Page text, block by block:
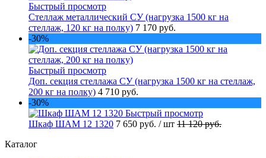
Быстрый просмотр
Стеллаж металлический СУ (нагрузка 1500 кг на
стеллаж, 120 кг на полку) 7 170 руб.
-30%
Быстрый просмотр
Доп. секция стеллажа СУ (нагрузка 1500 кг на стеллаж,
200 кг на полку) 4 710 руб.
-30%
Быстрый просмотр
Шкаф ШАМ 12 1320 7 650 руб. / шт 11 120 руб.
Каталог